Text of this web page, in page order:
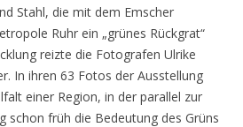
Stahl, die mit dem Emscher
Ruhr ein „grünes Rückgrat“
reizte die Fotografen Ulrike
In ihren 63 Fotos der Ausstellung
einer Region, in der parallel zur
schon früh die Bedeutung des Grüns